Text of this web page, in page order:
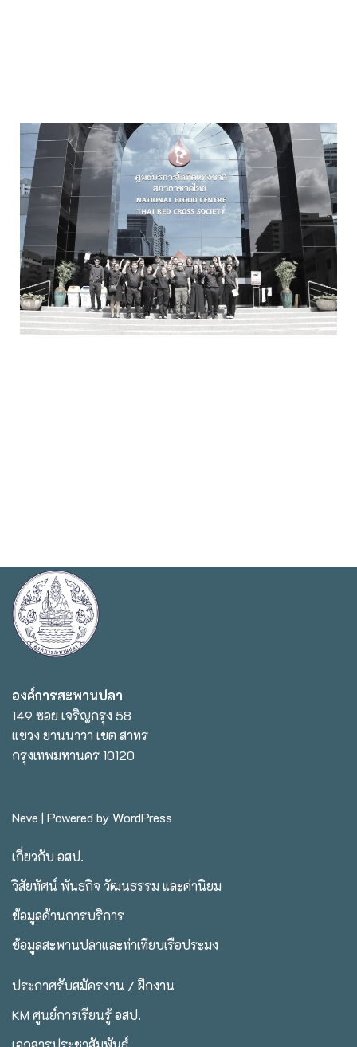
องค์การสะพานปลา
149 ซอย เจริญกรุง 58
แขวง ยานนาวา เขต สาทร
กรุงเทพมหานคร 10120
Neve | Powered byWordPress
เกี่ยวกับ อสป.
วิสัยทัศน์ พันธกิจ วัฒนธรรม และค่านิยม
ข้อมูลด้านการบริการ
ข้อมูลสะพานปลาและท่าเทียบเรือประมง
ประกาศรับสมัครงาน / ฝึกงาน
KM ศูนย์การเรียนรู้ อสป.